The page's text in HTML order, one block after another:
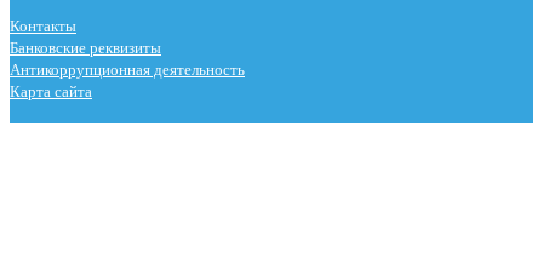
Контакты
Банковские реквизиты
Антикоррупционная деятельность
Карта сайта